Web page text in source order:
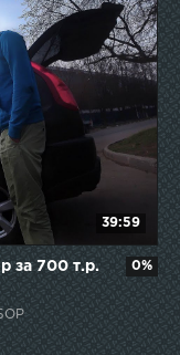
39:59
за 700 т.р. 0%